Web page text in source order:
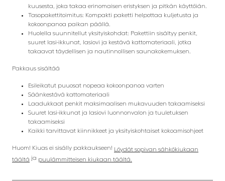
kuusesta, joka takaa erinomaisen eristyksen ja pitkän käyttöiän.
Tasopakettitoimitus: Kompakti paketti helpottaa kuljetusta ja
kokoonpanoa paikan päällä.
Huolella suunnitellut yksityiskohdat: Pakettiin sisältyy penkit,
suuret lasi-ikkunat, lasiovi ja kestävä kattomateriaali, jotka
takaavat täydellisen ja nautinnollisen saunakokemuksen.
Pakkaus sisältää
Esileikatut puuosat nopeaa kokoonpanoa varten
Säänkestävä kattomateriaali
Laadukkaat penkit maksimaalisen mukavuuden takaamiseksi
Suuret lasi-ikkunat ja lasiovi luonnonvalon ja tuuletuksen
takaamiseksi
Kaikki tarvittavat kiinnikkeet ja yksityiskohtaiset kokoamisohjeet
Huom! Kiuas ei sisälly pakkaukseen! Löydät sopivan sähkökiukaan
täältä ja puulämmitteisen kiukaan täältä.